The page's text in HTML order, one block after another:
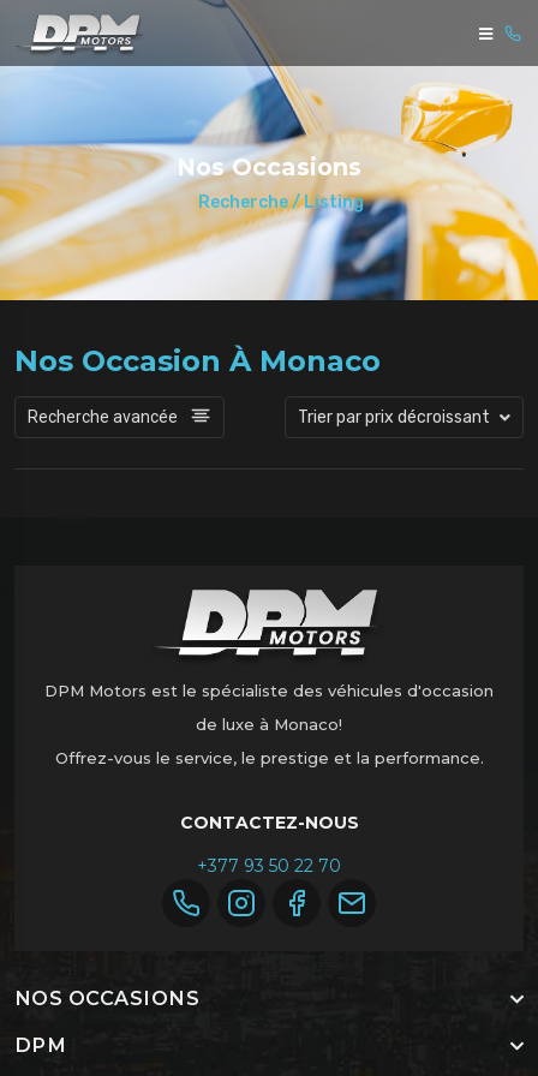
Nos Occasions
Recherche / Listing
Nos Occasion À Monaco
Trier par prix décroissant
Recherche avancée
DPM Motors est le spécialiste des véhicules d'occasion
de luxe à Monaco!
Offrez-vous le service, le prestige et la performance.
CONTACTEZ-NOUS
+377 93 50 22 70
NOS OCCASIONS
DPM